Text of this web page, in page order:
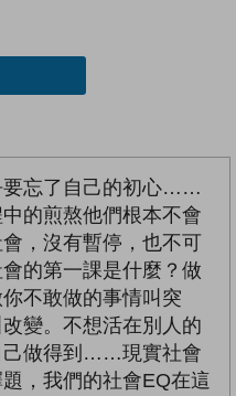
要忘了自己的初心……
的煎熬他們根本不會
，沒有暫停，也不可
一課是什麼？做
不敢做的事情叫突
變。不想活在別人的
己做得到……現實社會
，我們的社會EQ在這